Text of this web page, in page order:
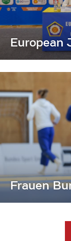
European
Frauen